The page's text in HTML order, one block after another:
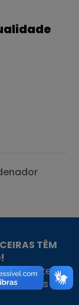
TÊM
faz parte da
nossos